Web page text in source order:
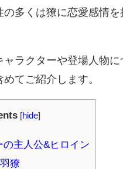
多くは獠に恋愛感情を
ャラクターや登場人物に
てご紹介します。
[hide]
の主人公&ヒロイン
獠